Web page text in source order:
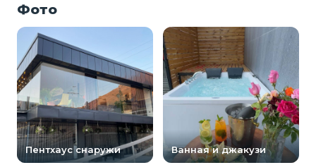
Фото
Пентхаус снаружи Ванная и джакузи